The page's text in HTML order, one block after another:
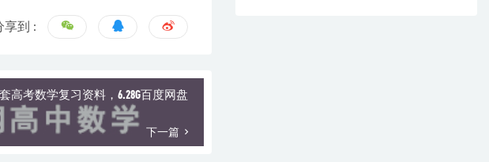
享到 :
高考数学复习资料，6.28G百度网盘
下一篇